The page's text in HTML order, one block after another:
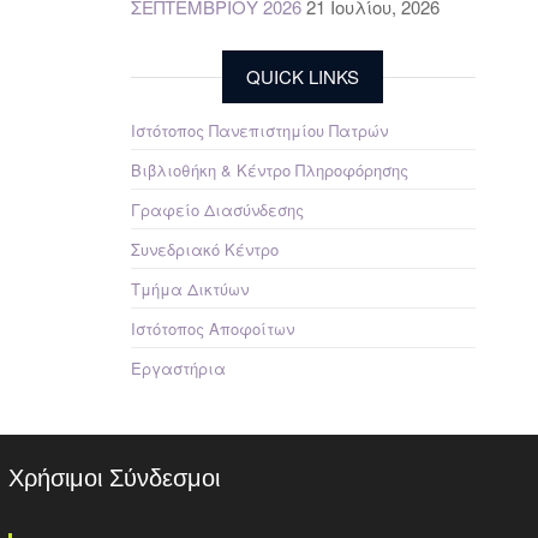
ΣΕΠΤΕΜΒΡΙΟΥ 2026 21 Ιουλίου, 2026
QUICK LINKS
Ιστότοπος Πανεπιστημίου Πατρών
Βιβλιοθήκη & Κέντρο Πληροφόρησης
Γραφείο Διασύνδεσης
Συνεδριακό Κέντρο
Τμήμα Δικτύων
Ιστότοπος Αποφοίτων
Εργαστήρια
Χρήσιμοι Σύνδεσμοι